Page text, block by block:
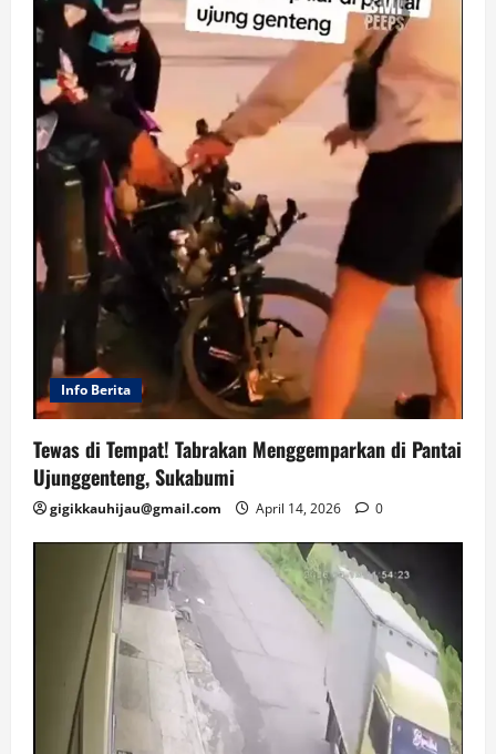
Info Berita
Tewas di Tempat! Tabrakan Menggemparkan di Pantai
Ujunggenteng, Sukabumi
gigikkauhijau@gmail.com April 14, 2026 0